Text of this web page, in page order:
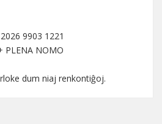
9903 1221
PLENA NOMO
dum niaj renkontiĝoj.